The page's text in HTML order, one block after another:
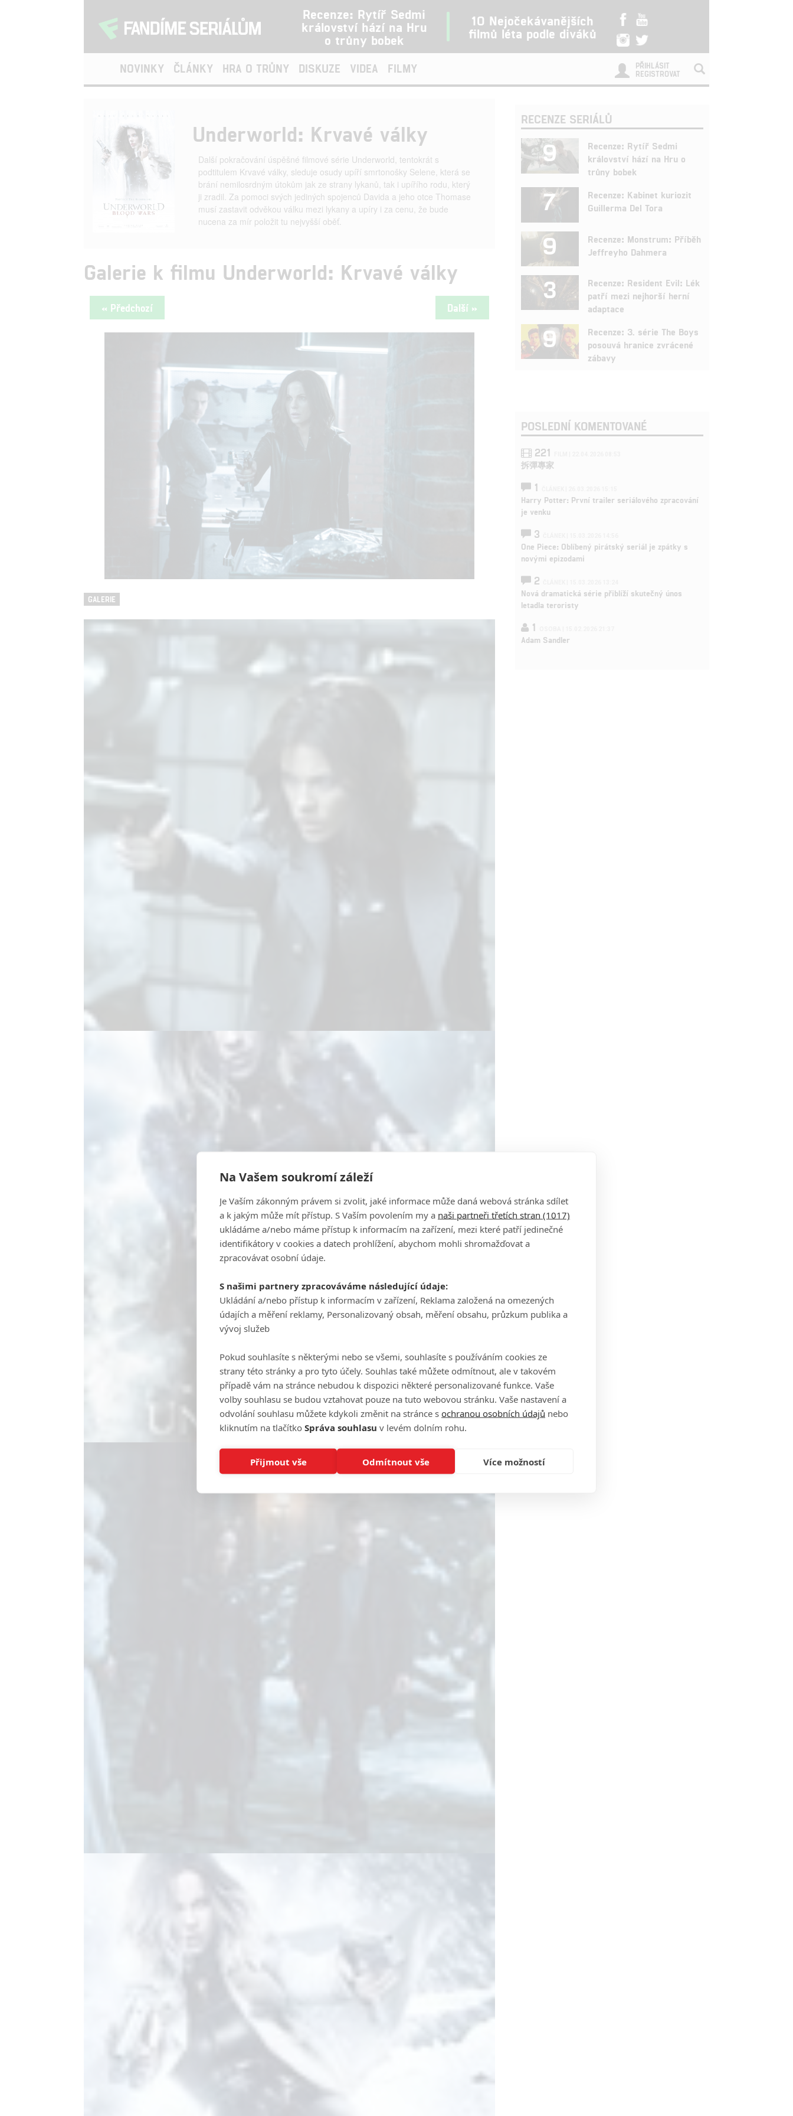
Recenze: Rytíř Sedmi
království hází na Hru
o trůny bobek
10 Nejočekávanějších
filmů léta podle diváků
NOVINKY ČLÁNKY HRA O TRŮNY DISKUZE VIDEA FILMY
PŘIHLÁSIT
REGISTROVAT
Underworld: Krvavé války
Další pokračování úspěšné filmové série Underworld, tentokrát s
podtitulem Krvavé války, sleduje osudy upíří smrtonošky Selene, která se
brání nemilosrdným útokům jak ze strany lykanů, tak i upířího rodu, který
ji zradil. Za pomoci svých jediných spojenců Davida a jeho otce Thomase
musí zastavit odvěkou válku mezi lykany a upíry i za cenu, že bude
nucena za mír položit tu nejvyšší oběť.
Galerie k filmu Underworld: Krvavé války
« Předchozí Další »
GALERIE
RECENZE SERIÁLŮ
9
Recenze: Rytíř Sedmi
království hází na Hru o
trůny bobek
7
Recenze: Kabinet kuriozit
Guillerma Del Tora
9
Recenze: Monstrum: Příběh
Jeffreyho Dahmera
3
Recenze: Resident Evil: Lék
patří mezi nejhorší herní
adaptace
9
Recenze: 3. série The Boys
posouvá hranice zvrácené
zábavy
POSLEDNÍ KOMENTOVANÉ
221
拆彈專家
1
Harry Potter: První trailer seriálového zpracování
je venku
3
One Piece: Oblíbený pirátský seriál je zpátky s
novými epizodami
2
Nová dramatická série přiblíží skutečný únos
letadla teroristy
1
Adam Sandler
Na Vašem soukromí záleží
Je Vaším zákonným právem si zvolit, jaké informace může daná webová stránka sdílet
a k jakým může mít přístup. S Vaším povolením my a naši partneři třetích stran (1017)
ukládáme a/nebo máme přístup k informacím na zařízení, mezi které patří jedinečné
identifikátory v cookies a datech prohlížení, abychom mohli shromažďovat a
zpracovávat osobní údaje.
S našimi partnery zpracováváme následující údaje:
Ukládání a/nebo přístup k informacím v zařízení, Reklama založená na omezených
údajích a měření reklamy, Personalizovaný obsah, měření obsahu, průzkum publika a
vývoj služeb
Pokud souhlasíte s některými nebo se všemi, souhlasíte s používáním cookies ze
strany této stránky a pro tyto účely. Souhlas také můžete odmítnout, ale v takovém
případě vám na stránce nebudou k dispozici některé personalizované funkce. Vaše
volby souhlasu se budou vztahovat pouze na tuto webovou stránku. Vaše nastavení a
odvolání souhlasu můžete kdykoli změnit na stránce s ochranou osobních údajů nebo
kliknutím na tlačítko Správa souhlasu v levém dolním rohu.
Přijmout vše Odmítnout vše Více možností